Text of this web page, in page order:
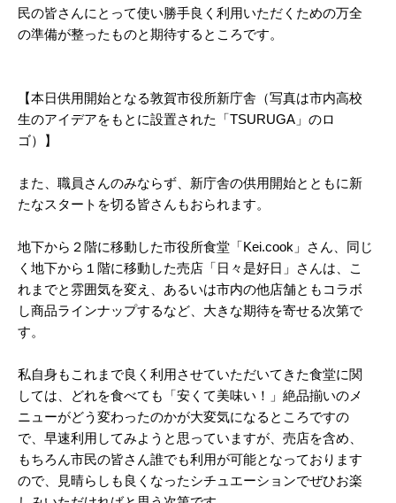
民の皆さんにとって使い勝手良く利用いただくための万全
の準備が整ったものと期待するところです。
【本日供用開始となる敦賀市役所新庁舎（写真は市内高校
生のアイデアをもとに設置された「TSURUGA」のロ
ゴ）】
また、職員さんのみならず、新庁舎の供用開始とともに新
たなスタートを切る皆さんもおられます。
地下から２階に移動した市役所食堂「Kei.cook」さん、同じ
く地下から１階に移動した売店「日々是好日」さんは、こ
れまでと雰囲気を変え、あるいは市内の他店舗ともコラボ
し商品ラインナップするなど、大きな期待を寄せる次第で
す。
私自身もこれまで良く利用させていただいてきた食堂に関
しては、どれを食べても「安くて美味い！」絶品揃いのメ
ニューがどう変わったのかが大変気になるところですの
で、早速利用してみようと思っていますが、売店を含め、
もちろん市民の皆さん誰でも利用が可能となっております
ので、見晴らしも良くなったシチュエーションでぜひお楽